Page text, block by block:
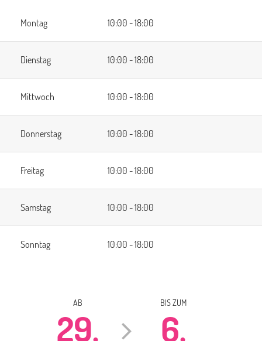
Montag 10:00 - 18:00
Dienstag 10:00 - 18:00
Mittwoch 10:00 - 18:00
Donnerstag 10:00 - 18:00
Freitag 10:00 - 18:00
Samstag 10:00 - 18:00
Sonntag 10:00 - 18:00
AB
29.
BIS ZUM
6.